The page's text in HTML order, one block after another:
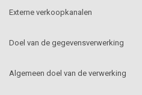
Externe verkoopkanalen
Doel van de gegevensverwerking
Algemeen doel van de verwerking